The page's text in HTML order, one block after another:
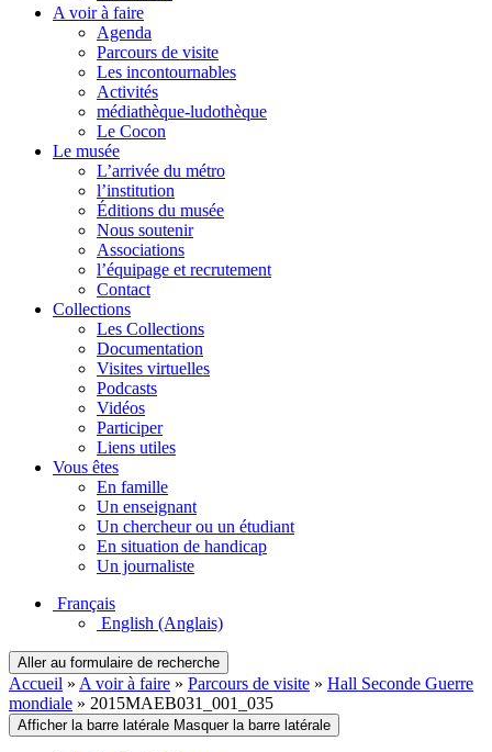
A voir à faire
Agenda
Parcours de visite
Les incontournables
Activités
médiathèque-ludothèque
Le Cocon
Le musée
L’arrivée du métro
l’institution
Éditions du musée
Nous soutenir
Associations
l’équipage et recrutement
Contact
Collections
Les Collections
Documentation
Visites virtuelles
Podcasts
Vidéos
Participer
Liens utiles
Vous êtes
En famille
Un enseignant
Un chercheur ou un étudiant
En situation de handicap
Un journaliste
Français
English (Anglais)
Aller au formulaire de recherche
Accueil » A voir à faire » Parcours de visite » Hall Seconde Guerre
mondiale » 2015MAEB031_001_035
Afficher la barre latérale Masquer la barre latérale